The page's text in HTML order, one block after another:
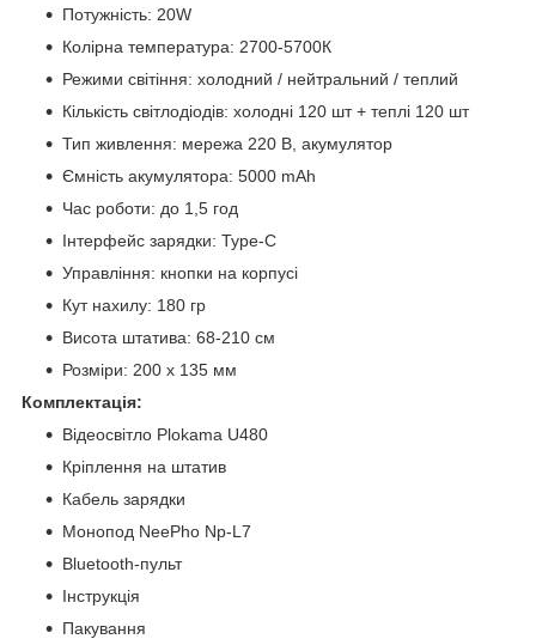
Потужність: 20W
Колірна температура: 2700-5700К
Режими світіння: холодний / нейтральний / теплий
Кількість світлодіодів: холодні 120 шт + теплі 120 шт
Тип живлення: мережа 220 В, акумулятор
Ємність акумулятора: 5000 mAh
Час роботи: до 1,5 год
Інтерфейс зарядки: Type-C
Управління: кнопки на корпусі
Кут нахилу: 180 гр
Висота штатива: 68-210 см
Розміри: 200 х 135 мм
Комплектація:
Відеосвітло Plokama U480
Кріплення на штатив
Кабель зарядки
Монопод NeePho Np-L7
Bluetooth-пульт
Інструкція
Пакування